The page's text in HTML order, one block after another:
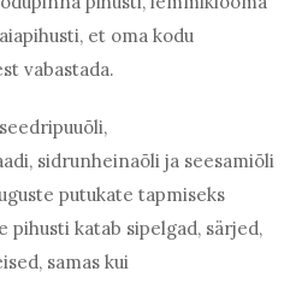
et oma kodu
vabastada.
sidrunheinaõli ja seesamiõli
putukate tapmiseks
pihusti katab sipelgad, särjed,
samas kui